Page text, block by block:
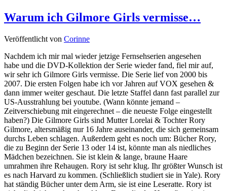
Warum ich Gilmore Girls vermisse…
Veröffentlicht von Corinne
Nachdem ich mir mal wieder jetzige Fernsehserien angesehen
habe und die DVD-Kollektion der Serie wieder fand, fiel mir auf,
wir sehr ich Gilmore Girls vermisse. Die Serie lief von 2000 bis
2007. Die ersten Folgen habe ich vor Jahren auf VOX gesehen &
dann immer weiter geschaut. Die letzte Staffel dann fast parallel zur
US-Ausstrahlung bei youtube. (Wann könnte jemand –
Zeitverschiebung mit eingerechnet – die neueste Folge eingestellt
haben?) Die Gilmore Girls sind Mutter Lorelai & Tochter Rory
Gilmore, altersmäßig nur 16 Jahre auseinander, die sich gemeinsam
durchs Leben schlagen. Außerdem geht es noch um: Bücher Rory,
die zu Beginn der Serie 13 oder 14 ist, könnte man als niedliches
Mädchen bezeichnen. Sie ist klein & lange, braune Haare
umrahmen ihre Rehaugen. Rory ist sehr klug. Ihr größter Wunsch ist
es nach Harvard zu kommen. (Schließlich studiert sie in Yale). Rory
hat ständig Bücher unter dem Arm, sie ist eine Leseratte. Rory ist